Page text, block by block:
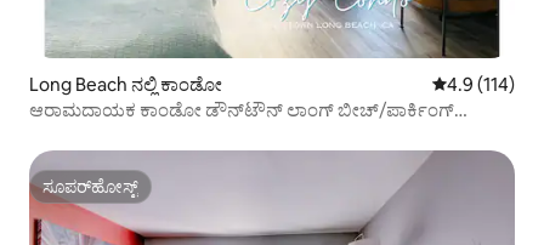
Long Beach ನಲ್ಲಿ ಕಾಂಡೋ 5 ರಲ್ಲಿ 4.9
4.9 (114)
ಆರಾಮದಾಯಕ ಕಾಂಡೋ ಡೌನ್‌ಟೌನ್ ಲಾಂಗ್ ಬೀಚ್/ಪಾರ್ಕಿಂಗ್
ಸೂಪರ್‌ಹೋಸ್ಟ್
ಸೂಪರ್‌ಹೋಸ್ಟ್